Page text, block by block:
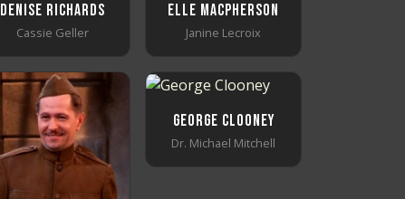
Denise Richards
Cassie Geller
Elle MacPherson
Janine Lecroix
George Clooney
Dr. Michael Mitchell